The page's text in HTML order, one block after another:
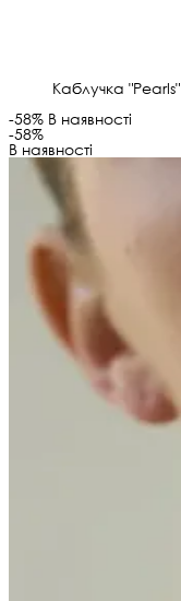
Каблучка "Pearls"
-58% В наявності
-58%
В наявності